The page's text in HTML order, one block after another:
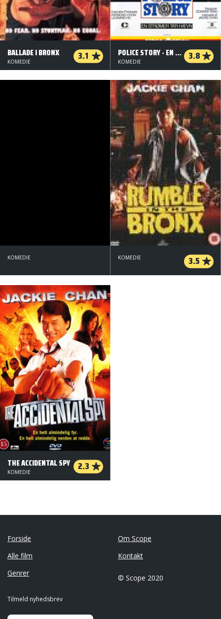
BALLADE I BRONX 3.1
KOMEDIE
POLICE STORY - EN STRØMER TA'R HÆVN 3.8
KOMEDIE
KOMEDIE 3.5
KOMEDIE
THE ACCIDENTAL SPY 2.3
KOMEDIE
Forside
Alle film
Genrer
Om Scope
Kontakt
© Scope 2020
Tilmeld nyhedsbrev